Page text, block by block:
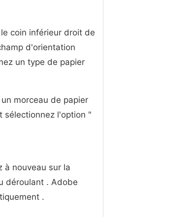
coin inférieur droit de
d'orientation
un type de papier
morceau de papier
sélectionnez l'option "
à nouveau sur la
déroulant . Adobe
.